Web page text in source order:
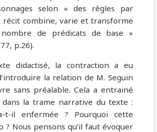
selon « des règles par
récit combine, varie et transforme
de prédicats de base »
p.26).
didactisé, la contraction a eu
la relation de M. Seguin
sans préalable. Cela a entrainé
dans la trame narrative du texte :
t-il enfermée ? Pourquoi cette
? Nous pensons qu’il faut évoquer